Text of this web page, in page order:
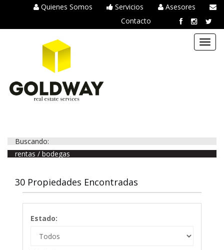
Quienes Somos Servicios
Asesores
Contacto
Buscando:
rentas / bodegas
30 Propiedades Encontradas
Estado: